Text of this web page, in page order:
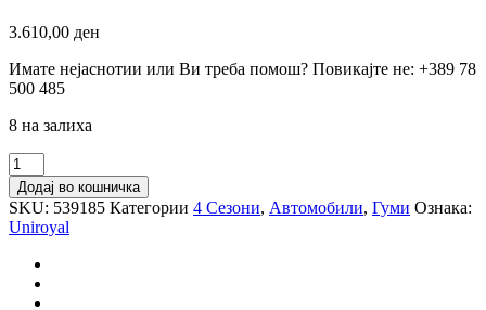
3.610,00 ден
Имате нејаснотии или Ви треба помош? Повикајте не: +389 78
500 485
8 на залиха
155/70R13
75T
MULTICONTROL
количина
Додај во кошничка
SKU: 539185 Категории 4 Сезони, Автомобили, Гуми Ознака:
Uniroyal